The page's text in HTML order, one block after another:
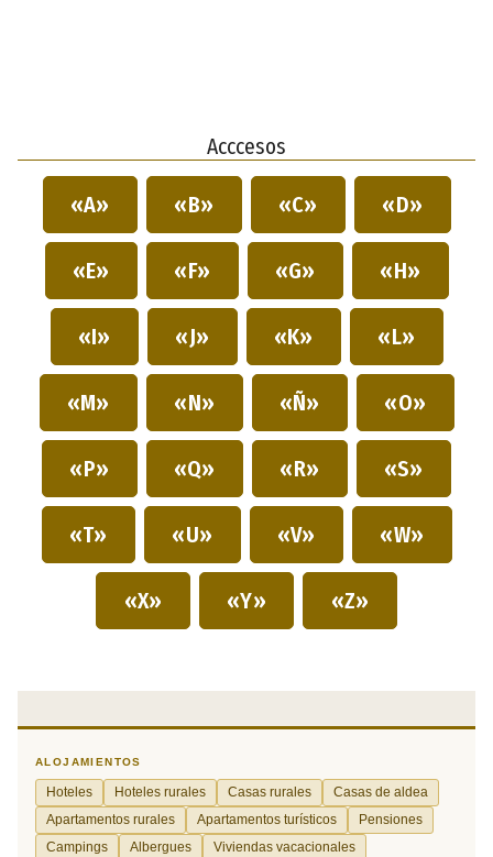
Acccesos
«A» «B» «C» «D»
«E» «F» «G» «H»
«I» «J» «K» «L»
«M» «N» «Ñ» «O»
«P» «Q» «R» «S»
«T» «U» «V» «W»
«X» «Y» «Z»